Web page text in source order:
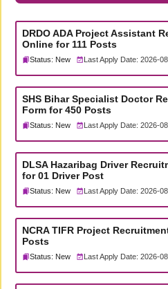
DRDO ADA Project Assistant
Online for 111 Posts
Status: New Last Apply Date: 2026-
SHS Bihar Specialist Doctor
Form for 450 Posts
Status: New Last Apply Date: 2026-
DLSA Hazaribag Driver
for 01 Driver Post
Status: New Last Apply Date: 2026-
NCRA TIFR Project
Posts
Status: New Last Apply Date: 2026-